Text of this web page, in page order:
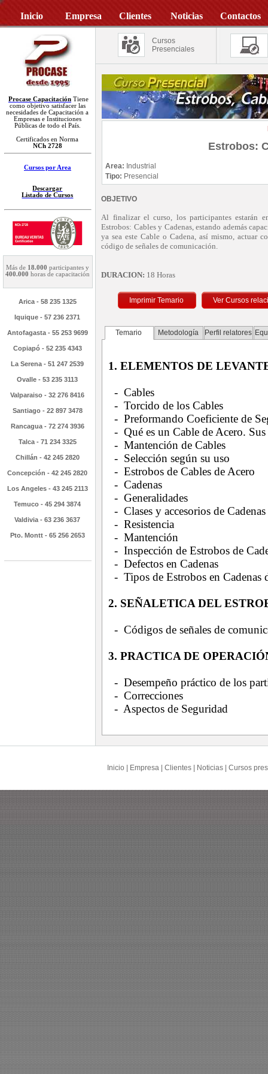
Inicio Empresa Clientes Noticias Contactos
Procase Capacitación Tiene
como objetivo satisfacer las
necesidades de Capacitación a
Empresas e Instituciones
Públicas de todo el País.
Certificados en Norma
NCh 2728
Cursos por Area
Descargar
Listado de Cursos
Más de 18.000 participantes y
400.000 horas de capacitación
Arica - 58 235 1325
Iquique - 57 236 2371
Antofagasta - 55 253 9699
Copiapó - 52 235 4343
La Serena - 51 247 2539
Ovalle - 53 235 3113
Valparaiso - 32 276 8416
Santiago - 22 897 3478
Rancagua - 72 274 3936
Talca - 71 234 3325
Chillán - 42 245 2820
Concepción - 42 245 2820
Los Angeles - 43 245 2113
Temuco - 45 294 3874
Valdivia - 63 236 3637
Pto. Montt - 65 256 2653
Cursos
Presenciales
Estrobos:
Area: Industrial
Tipo: Presencial
OBJETIVO
Al finalizar el curso, los participantes estarán
Estrobos: Cables y Cadenas, estando además
ya sea este Cable o Cadena, así mismo, actuar
código de señales de comunicación.
DURACION: 18 Horas
Imprimir Temario
Temario Metodología Perfil relatores
1. ELEMENTOS DE
- Cables
- Torcido de los Cables
- Preformando Coeficiente de
- Qué es un Cable de Acero.
- Mantención de Cables
- Selección según su uso
- Estrobos de Cables de Acero
- Cadenas
- Generalidades
- Clases y accesorios de Cadenas
- Resistencia
- Mantención
- Inspección de Estrobos de
- Defectos en Cadenas
- Tipos de Estrobos en Cadenas
2. SEÑALETICA DEL
- Códigos de señales de
3. PRACTICA DE
- Desempeño práctico de los
- Correcciones
- Aspectos de Seguridad
Inicio Empresa Clientes Noticias Cursos